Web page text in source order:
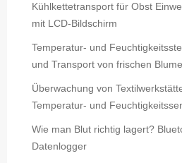
Kühlkettetransport für Obst
mit LCD-Bildschirm
Temperatur- und
und Transport von frischen
Überwachung von
Temperatur- und
Wie man Blut richtig lagert?
Datenlogger